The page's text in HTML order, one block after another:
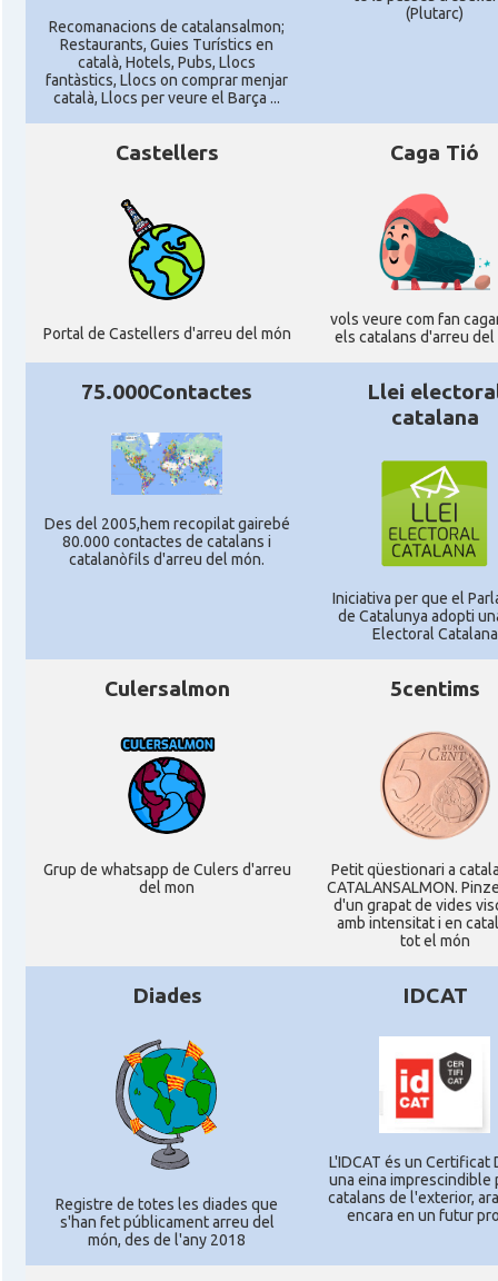
Recomanacions de catalansalmon;
Restaurants, Guies Turístics en
català, Hotels, Pubs, Llocs
fantàstics, Llocs on comprar menjar
català, Llocs per veure el Barça ...
(Plutarc)
Castellers
Portal de Castellers d'arreu del món
Caga Tió
vols veure com fan
els catalans d'arreu del
75.000Contactes
Des del 2005,hem recopilat gairebé
80.000 contactes de catalans i
catalanòfils d'arreu del món.
Llei
catalana
Iniciativa per que el
de Catalunya adopti
Electoral Catalana
Culersalmon
Grup de whatsapp de Culers d'arreu
del mon
5centims
Petit qüestionari a
CATALANSALMON.
d'un grapat de vides
amb intensitat i en
tot el món
Diades
Registre de totes les diades que
s'han fet públicament arreu del
món, des de l'any 2018
IDCAT
L'IDCAT és un Certificat
una eina imprescindible
catalans de l'exterior,
encara en un futur